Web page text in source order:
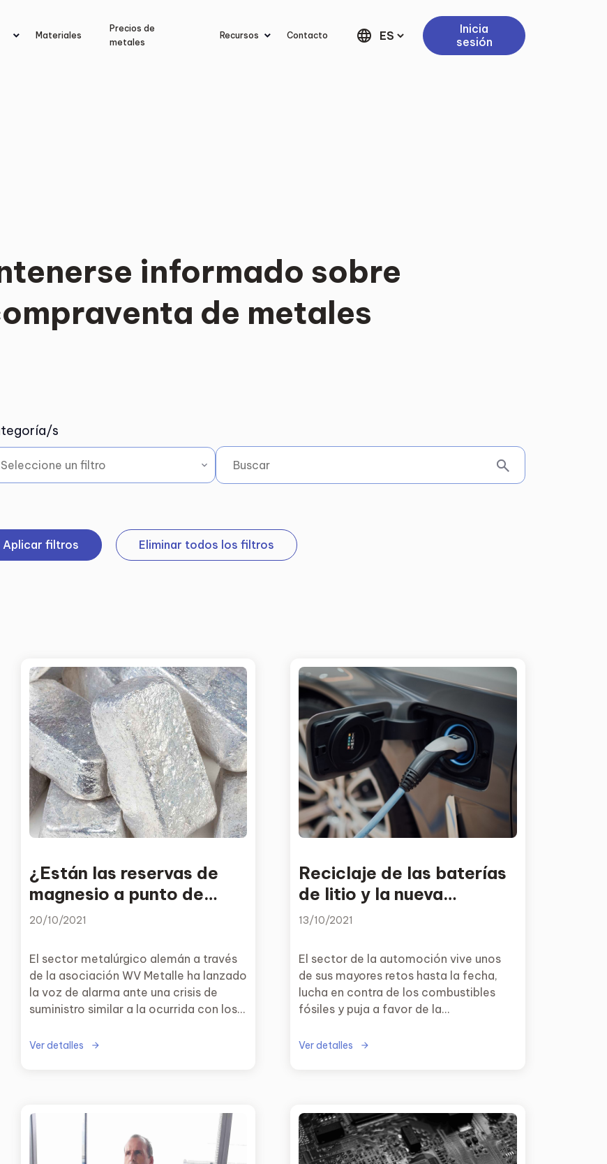
Materiales
Precios de
metales
Recursos Contacto language
Inicia
sesión
informado sobre
de metales
s
Aplicar filtros Eliminar todos los filtros
¿Están las reservas de
magnesio a punto de
agotarse en Europa?
20/10/2021
El sector metalúrgico alemán a través
de la asociación WV Metalle ha lanzado
la voz de alarma ante una crisis de
suministro similar a la ocurrida con los
Ver detalles
Reciclaje de las baterías
de litio y la nueva
movilidad sostenible
13/10/2021
El sector de la automoción vive unos
de sus mayores retos hasta la fecha,
lucha en contra de los combustibles
fósiles y puja a favor de la
Ver detalles